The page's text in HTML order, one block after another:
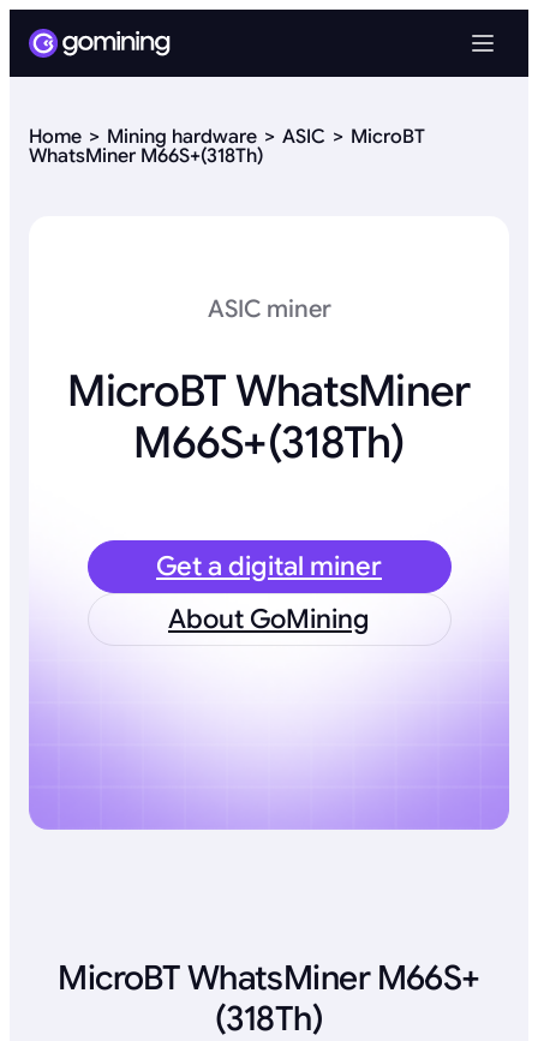
Home Mining hardware ASIC
MicroBT
WhatsMiner M66S+(318Th)
ASIC miner
MicroBT WhatsMiner
M66S+(318Th)
Get a digital miner
About GoMining
MicroBT WhatsMiner M66S+
(318Th)